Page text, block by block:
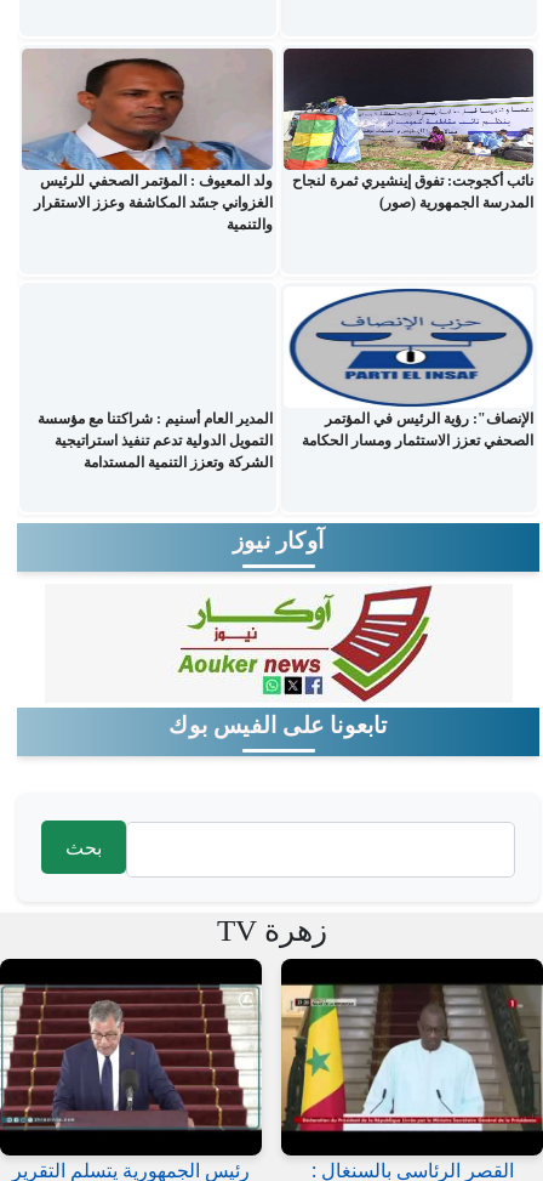
نائب أكجوجت: تفوق إينشيري ثمرة لنجاح
المدرسة الجمهورية (صور)
ولد المعيوف : المؤتمر الصحفي للرئيس
الغزواني جسّد المكاشفة وعزز الاستقرار
والتنمية
الإنصاف": رؤية الرئيس في المؤتمر
الصحفي تعزز الاستثمار ومسار الحكامة
المدير العام أسنيم : شراكتنا مع مؤسسة
التمويل الدولية تدعم تنفيذ استراتيجية
الشركة وتعزز التنمية المستدامة
آوكار نيوز
تابعونا على الفيس بوك
‏بحث ‏
زهرة TV
القصر الرئاسى بالسنغال : رئيس الجمهورية يتسلم التقرير